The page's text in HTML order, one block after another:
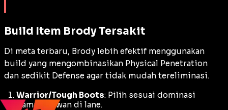
Build Item Brody Tersakit
Di meta terbaru, Brody lebih efektif menggunakan
build yang mengombinasikan Physical Penetration
dan sedikit Defense agar tidak mudah tereliminasi.
Warrior/Tough Boots: Pilih sesuai dominasi
damage
lawan di lane.